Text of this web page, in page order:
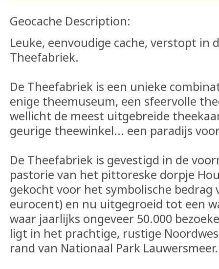
Geocache Description:
Leuke, eenvoudige cache, verstopt in
Theefabriek.
De Theefabriek is een unieke
enige theemuseum, een sfeervolle
wellicht de meest uitgebreide
geurige theewinkel... een paradijs
De Theefabriek is gevestigd in de
pastorie van het pittoreske dorpje
gekocht voor het symbolische bedrag
eurocent) en nu uitgegroeid tot een
waar jaarlijks ongeveer 50.000
ligt in het prachtige, rustige
rand van Nationaal Park Lauwersmeer.